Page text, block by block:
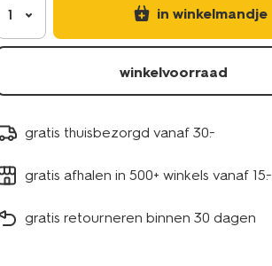
1 in winkelmandje
winkelvoorraad
gratis thuisbezorgd vanaf 30.-
gratis afhalen in 500+ winkels vanaf 15.-
gratis retourneren binnen 30 dagen